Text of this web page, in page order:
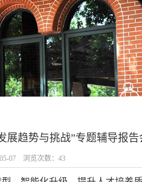
展趋势与挑战”专题辅导报告
07 浏览次数： 43